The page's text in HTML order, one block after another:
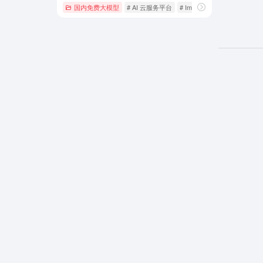
国内免费大模型 # AI 云服务平台 # Image